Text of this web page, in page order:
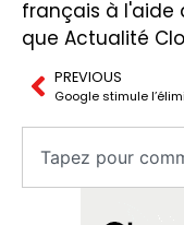
français à l'aide
que Actualité
PREVIOUS